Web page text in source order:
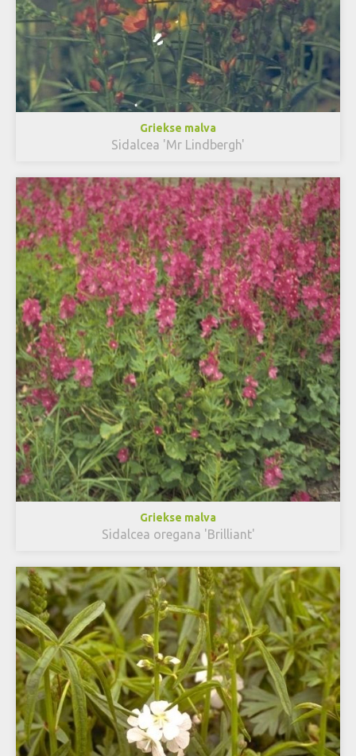
Griekse malva
Sidalcea 'Mr Lindbergh'
Griekse malva
Sidalcea oregana 'Brilliant'